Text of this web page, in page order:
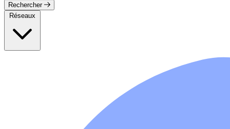
Rechercher
Réseaux